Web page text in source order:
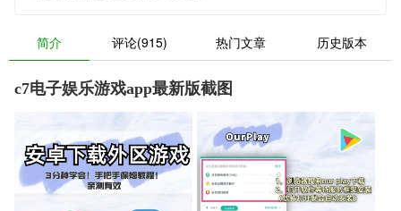
简介 评论(915) 热门文章 历史版本
c7电子娱乐游戏app最新版截图